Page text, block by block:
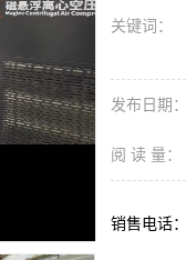
关键词：
发布日期：
阅 读 量：
销售电话：